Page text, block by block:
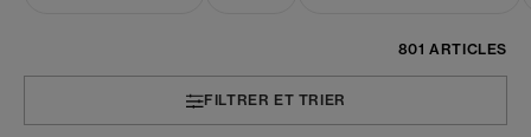
801 ARTICLES
FILTRER ET TRIER